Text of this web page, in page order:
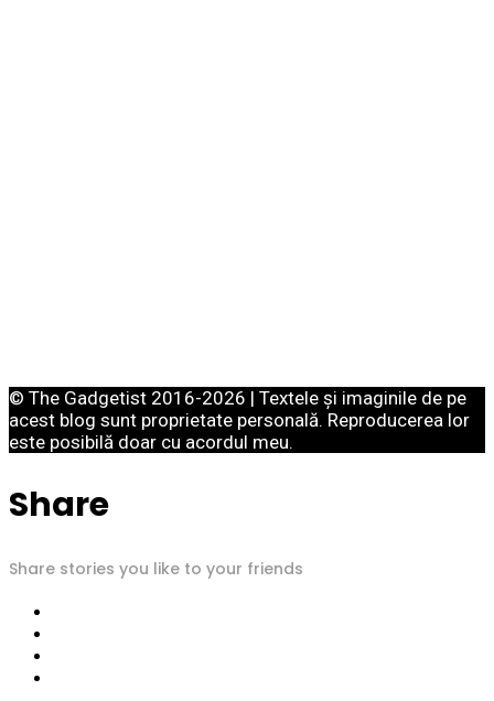
© The Gadgetist 2016-2026 | Textele și imaginile de pe
acest blog sunt proprietate personală. Reproducerea lor
este posibilă doar cu acordul meu.
Share
Share stories you like to your friends